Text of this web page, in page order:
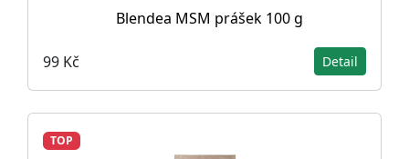
Blendea MSM prášek 100 g
99 Kč Detail
TOP